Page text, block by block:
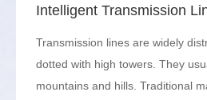
Intelligent Transmission
Transmission lines are widely
dotted with high towers. They
mountains and hills. Traditional